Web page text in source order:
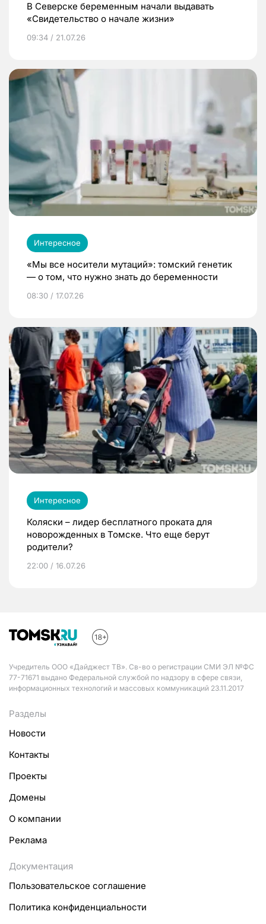
В Северске беременным начали выдавать
«Свидетельство о начале жизни»
09:34 / 21.07.26
Интересное
«Мы все носители мутаций»: томский генетик
— о том, что нужно знать до беременности
08:30 / 17.07.26
Интересное
Коляски – лидер бесплатного проката для
новорожденных в Томске. Что еще берут
родители?
22:00 / 16.07.26
Учредитель ООО «Дайджест ТВ». Св-во о регистрации СМИ ЭЛ №ФС
77-71671 выдано Федеральной службой по надзору в сфере связи,
информационных технологий и массовых коммуникаций 23.11.2017
Разделы
Новости
Контакты
Проекты
Домены
О компании
Реклама
Документация
Пользовательское соглашение
Политика конфиденциальности